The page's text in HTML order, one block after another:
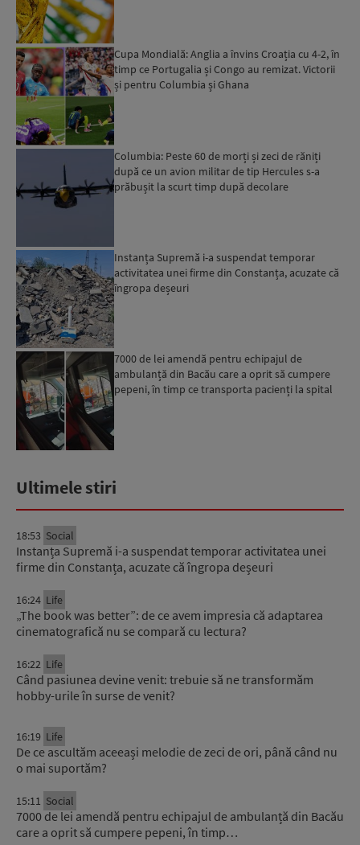
Cupa Mondială: Anglia a învins Croația cu 4-2, în
timp ce Portugalia și Congo au remizat. Victorii
și pentru Columbia și Ghana
Columbia: Peste 60 de morți și zeci de răniți
după ce un avion militar de tip Hercules s-a
prăbușit la scurt timp după decolare
Instanța Supremă i-a suspendat temporar
activitatea unei firme din Constanța, acuzate că
îngropa deșeuri
7000 de lei amendă pentru echipajul de
ambulanță din Bacău care a oprit să cumpere
pepeni, în timp ce transporta pacienți la spital
Ultimele stiri
18:53 Social
Instanța Supremă i-a suspendat temporar activitatea unei
firme din Constanța, acuzate că îngropa deșeuri
16:24 Life
„The book was better”: de ce avem impresia că adaptarea
cinematografică nu se compară cu lectura?
16:22 Life
Când pasiunea devine venit: trebuie să ne transformăm
hobby-urile în surse de venit?
16:19 Life
De ce ascultăm aceeași melodie de zeci de ori, până când nu
o mai suportăm?
15:11 Social
7000 de lei amendă pentru echipajul de ambulanță din Bacău
care a oprit să cumpere pepeni, în timp…